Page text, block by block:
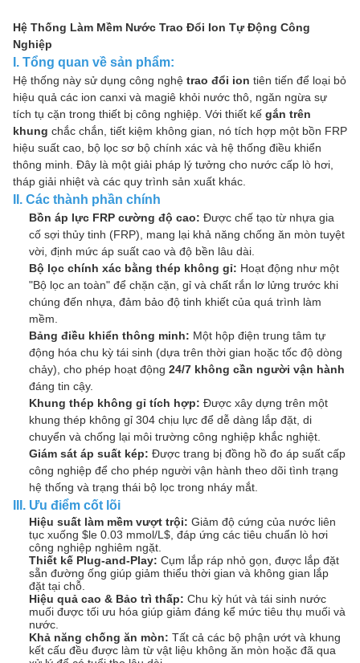
Hệ Thống Làm Mềm Nước Trao Đổi Ion Tự Động Công
Nghiệp
I. Tổng quan về sản phẩm:
Hệ thống này sử dụng công nghệ trao đổi ion tiên tiến để loại bỏ
hiệu quả các ion canxi và magiê khỏi nước thô, ngăn ngừa sự
tích tụ cặn trong thiết bị công nghiệp. Với thiết kế gắn trên
khung chắc chắn, tiết kiệm không gian, nó tích hợp một bồn FRP
hiệu suất cao, bộ lọc sơ bộ chính xác và hệ thống điều khiển
thông minh. Đây là một giải pháp lý tưởng cho nước cấp lò hơi,
tháp giải nhiệt và các quy trình sản xuất khác.
II. Các thành phần chính
Bồn áp lực FRP cường độ cao: Được chế tạo từ nhựa gia
cố sợi thủy tinh (FRP), mang lại khả năng chống ăn mòn tuyệt
vời, định mức áp suất cao và độ bền lâu dài.
Bộ lọc chính xác bằng thép không gỉ: Hoạt động như một
"Bộ lọc an toàn" để chặn cặn, gỉ và chất rắn lơ lửng trước khi
chúng đến nhựa, đảm bảo độ tinh khiết của quá trình làm
mềm.
Bảng điều khiển thông minh: Một hộp điện trung tâm tự
động hóa chu kỳ tái sinh (dựa trên thời gian hoặc tốc độ dòng
chảy), cho phép hoạt động 24/7 không cần người vận hành
đáng tin cậy.
Khung thép không gỉ tích hợp: Được xây dựng trên một
khung thép không gỉ 304 chịu lực để dễ dàng lắp đặt, di
chuyển và chống lại môi trường công nghiệp khắc nghiệt.
Giám sát áp suất kép: Được trang bị đồng hồ đo áp suất cấp
công nghiệp để cho phép người vận hành theo dõi tình trạng
hệ thống và trạng thái bộ lọc trong nháy mắt.
III. Ưu điểm cốt lõi
Hiệu suất làm mềm vượt trội: Giảm độ cứng của nước liên
tục xuống $le 0.03 mmol/L$ , đáp ứng các tiêu chuẩn lò hơi
công nghiệp nghiêm ngặt.
Thiết kế Plug-and-Play: Cụm lắp ráp nhỏ gọn, được lắp đặt
sẵn đường ống giúp giảm thiểu thời gian và không gian lắp
đặt tại chỗ.
Hiệu quả cao & Bảo trì thấp: Chu kỳ hút và tái sinh nước
muối được tối ưu hóa giúp giảm đáng kể mức tiêu thụ muối và
nước.
Khả năng chống ăn mòn: Tất cả các bộ phận ướt và khung
kết cấu đều được làm từ vật liệu không ăn mòn hoặc đã qua